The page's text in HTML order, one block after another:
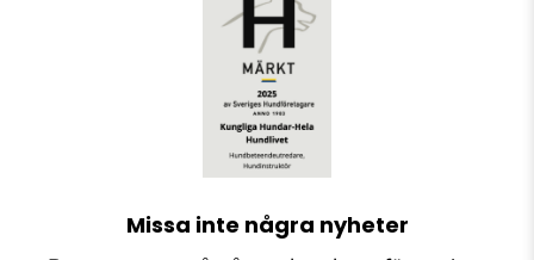
Missa inte några nyheter